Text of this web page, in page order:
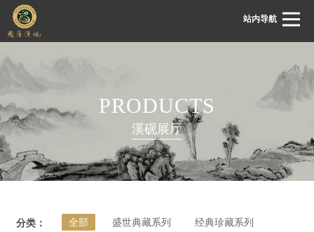
站内导航
关于国藩
溪砚展厅
溪砚文化
PRODUCTS
溪砚展厅
分类： 全部 盛世典藏系列 经典珍藏系列